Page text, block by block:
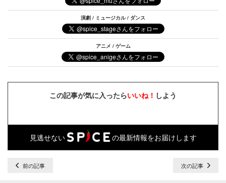
演劇 / ミュージカル / ダンス
アニメ / ゲーム
この記事が気に入ったらいいね！ しよう
見逃せない の最新情報をお届けします
前の記事 次の記事